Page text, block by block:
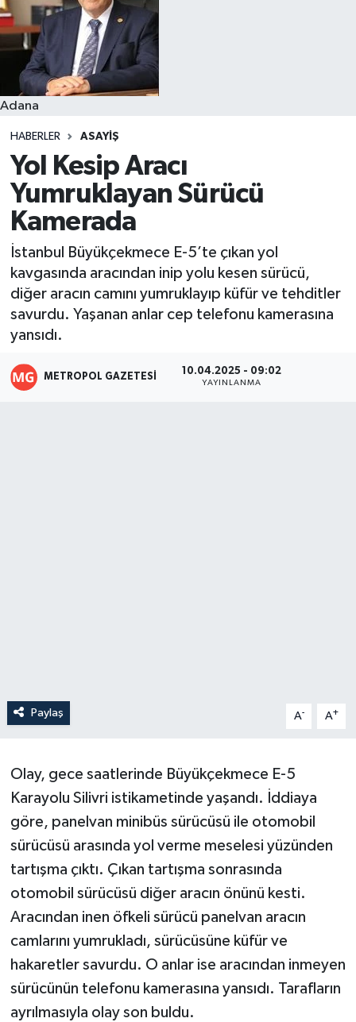
Adana
HABERLER ASAYIŞ
Yol Kesip Aracı
Yumruklayan Sürücü
Kamerada
İstanbul Büyükçekmece E-5’te çıkan yol
kavgasında aracından inip yolu kesen sürücü,
diğer aracın camını yumruklayıp küfür ve tehditler
savurdu. Yaşanan anlar cep telefonu kamerasına
yansıdı.
METROPOL GAZETESI 10.04.2025 - 09:02
YAYINLANMA
Paylaş A- A+
Olay, gece saatlerinde Büyükçekmece E-5
Karayolu Silivri istikametinde yaşandı. İddiaya
göre, panelvan minibüs sürücüsü ile otomobil
sürücüsü arasında yol verme meselesi yüzünden
tartışma çıktı. Çıkan tartışma sonrasında
otomobil sürücüsü diğer aracın önünü kesti.
Aracından inen öfkeli sürücü panelvan aracın
camlarını yumrukladı, sürücüsüne küfür ve
hakaretler savurdu. O anlar ise aracından inmeyen
sürücünün telefonu kamerasına yansıdı. Tarafların
ayrılmasıyla olay son buldu.
Resmi İlanlar